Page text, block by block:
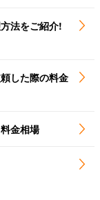
法をご紹介!
した際の料金
金相場